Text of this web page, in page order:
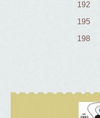
192
195
198